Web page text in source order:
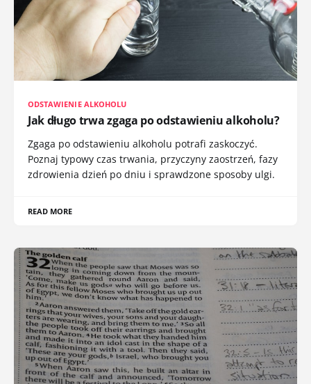
ODSTAWIENIE ALKOHOLU
Jak długo trwa zgaga po odstawieniu alkoholu?
Zgaga po odstawieniu alkoholu potrafi zaskoczyć.
Poznaj typowy czas trwania, przyczyny zaostrzeń, fazy
zdrowienia dzień po dniu i sprawdzone sposoby ulgi.
READ MORE